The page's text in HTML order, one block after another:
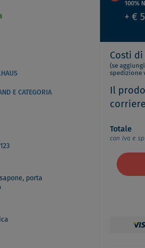
E CATEGORIA
porta
100%
+ €
Costi
(se
spedizione
Il
Totale
con Iva e